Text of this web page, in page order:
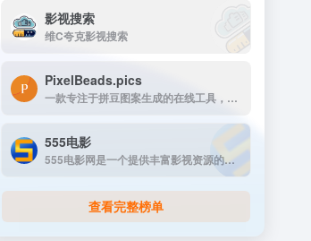
影视搜索
维C夸克影视搜索
PixelBeads.pics
一款专注于拼豆图案生成的在线工具，用户只需上传任意照片或图片，即可一键将其像素化为可打印的拼豆图稿。
555电影
555电影网是一个提供丰富影视资源的在线观看平台，致力于为用户提供高清、无广告的观影体验。该网站涵盖多种类型的影视内容，包括电影、电视剧、动漫、综艺等，满足不同观众的需求。
查看完整榜单